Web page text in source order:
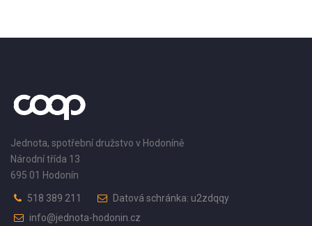
Jednota, spotřební družstvo v Hodoníně
Národní třída 13
695 01 Hodonín
518 389 211
Datová schránka: u2zdqqy
info@jednota-hodonin.cz